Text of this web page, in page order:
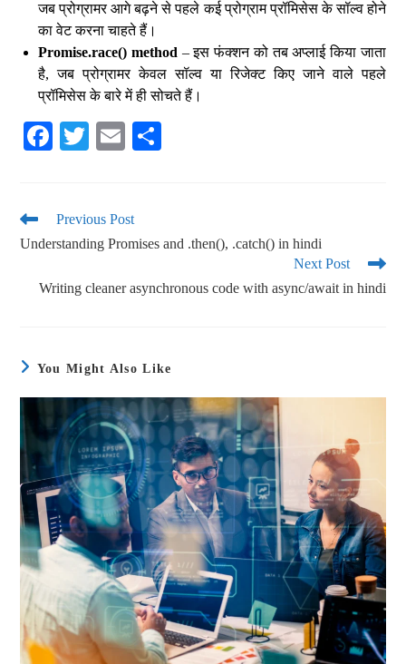
जब प्रोग्रामर आगे बढ़ने से पहले कई प्रोग्राम प्रॉमिसेस के सॉल्व होने
का वेट करना चाहते हैं।
Promise.race() method – इस फंक्शन को तब अप्लाई किया जाता
है, जब प्रोग्रामर केवल सॉल्व या रिजेक्ट किए जाने वाले पहले
प्रॉमिसेस के बारे में ही सोचते हैं।
Fa
ok
T
r
E
Previous Post
Understanding Promises and .then(), .catch() in hindi
Next Post
Writing cleaner asynchronous code with async/await in hindi
You Might Also Like